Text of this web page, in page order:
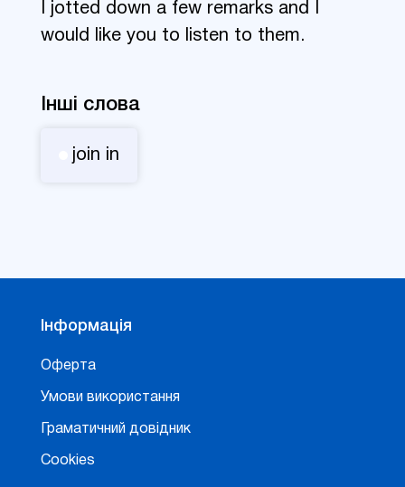
I jotted down a few remarks and I
would like you to listen to them.
Інші слова
join in
Інформація
Оферта
Умови використання
Граматичний довідник
Cookies